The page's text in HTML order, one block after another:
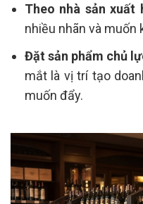
Theo nhà sản xuất
nhiều nhãn và muốn
Đặt sản phẩm chủ
mắt là vị trí tạo
muốn đẩy.